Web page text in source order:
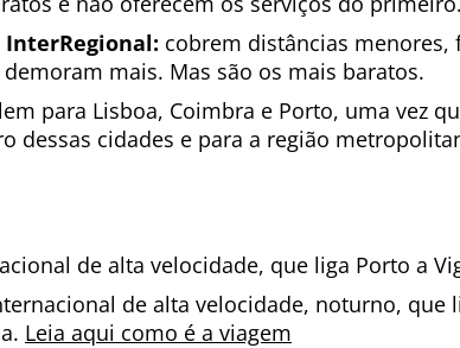
InterRegional: cobrem distâncias menores,
mais. Mas são os mais baratos.
para Lisboa, Coimbra e Porto, uma vez
dessas cidades e para a região
de alta velocidade, que liga Porto a
de alta velocidade, noturno, que
Leia aqui como é a viagem